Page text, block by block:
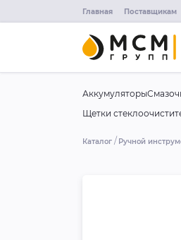
Главная Поставщикам
Аккумуляторы
Щетки
Каталог Ручной